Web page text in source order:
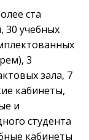
ста
30 учебных
3
зала, 7
кабинеты,
и
студента
кабинеты